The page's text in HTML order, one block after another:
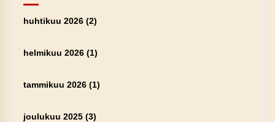
huhtikuu 2026(2)
helmikuu 2026(1)
tammikuu 2026(1)
joulukuu 2025(3)